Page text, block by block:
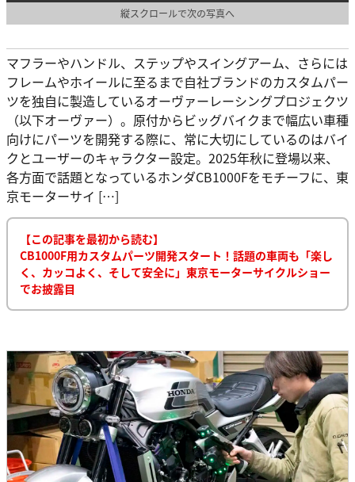
縦スクロールで次の写真へ
マフラーやハンドル、ステップやスイングアーム、さらには
フレームやホイールに至るまで自社ブランドのカスタムパー
ツを独自に製造しているオーヴァーレーシングプロジェクツ
（以下オーヴァー）。原付からビッグバイクまで幅広い車種
向けにパーツを開発する際に、常に大切にしているのはバイ
クとユーザーのキャラクター設定。2025年秋に登場以来、
各方面で話題となっているホンダCB1000Fをモチーフに、東
京モーターサイ […]
【この記事を最初から読む】
CB1000F用カスタムパーツ開発スタート！話題の車両も「楽し
く、カッコよく、そして安全に」東京モーターサイクルショー
でお披露目